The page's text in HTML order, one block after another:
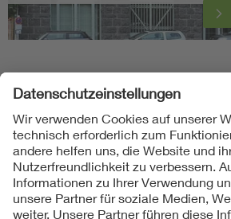
Folgen Sie uns